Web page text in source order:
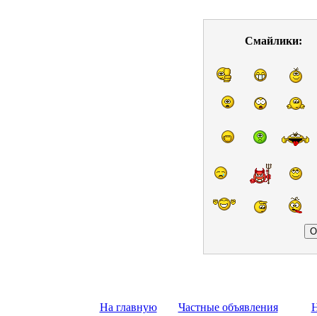
Смайлики:
На главную Частные объявления